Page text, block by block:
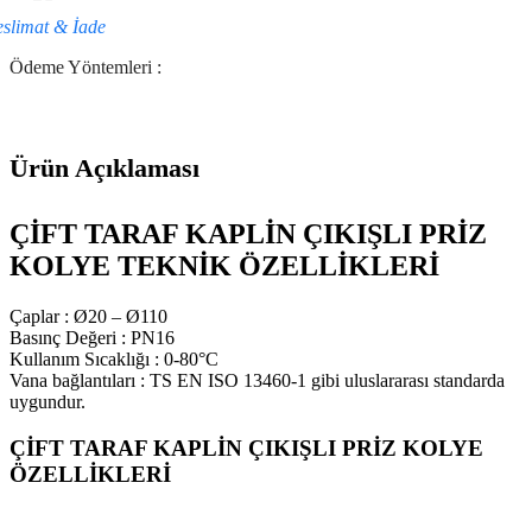
& İade
Ödeme Yöntemleri :
Ürün Açıklaması
ÇİFT TARAF KAPLİN ÇIKIŞLI PRİZ
KOLYE TEKNİK ÖZELLİKLERİ
Çaplar : Ø20 – Ø110
Basınç Değeri : PN16
Kullanım Sıcaklığı : 0-80°C
Vana bağlantıları : TS EN ISO 13460-1 gibi uluslararası standarda
uygundur.
ÇİFT TARAF KAPLİN ÇIKIŞLI PRİZ KOLYE
ÖZELLİKLERİ